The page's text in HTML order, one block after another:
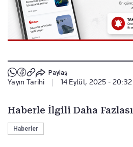
Paylaş
Yayın Tarihi 14 Eylül, 2025 - 20:32
Haberle İlgili Daha Fazlası
Haberler